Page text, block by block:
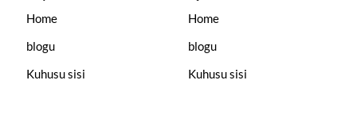
Home
blogu
Kuhusu sisi
Home
blogu
Kuhusu sisi